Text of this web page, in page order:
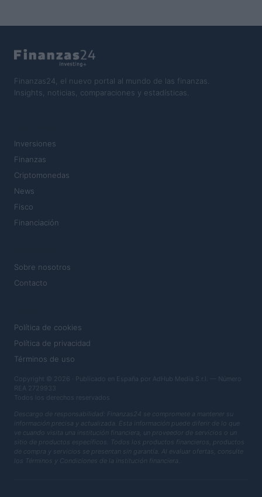
Finanzas24, el nuevo portal al mundo de las finanzas.
Insights, noticias, comparaciones y estadísticas.
Inversiones
Finanzas
Criptomonedas
News
Fisco
Financiación
Sobre nosotros
Contacto
Política de cookies
Política de privacidad
Términos de uso
Copyright © 2026 · Publicado en España por AdHub Media S.r.l. — Número
REA 2729933
Todos los derechos reservados
Descargo de responsabilidad: Finanzas24 se compromete a mantener su
información precisa y actualizada. Esta información puede diferir de lo que
ve cuando visita una institución financiera, un proveedor de servicios o un
sitio de productos específicos. Todos los productos financieros, productos
de compra y servicios se presentan sin garantía. Al evaluar ofertas, consulte
los Términos y Condiciones de la institución financiera.